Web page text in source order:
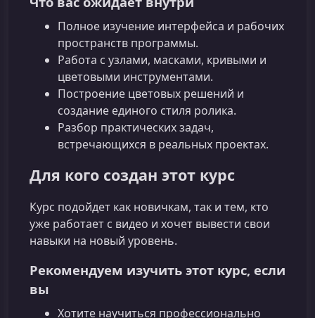
Полное изучение интерфейса и рабочих
пространств программы.
Работа с узлами, масками, кривыми и
цветовыми инструментами.
Построение цветовых решений и
создание единого стиля ролика.
Разбор практических задач,
встречающихся в реальных проектах.
Для кого создан этот курс
Курс подойдет как новичкам, так и тем, кто
уже работает с видео и хочет вывести свои
навыки на новый уровень.
Рекомендуем изучить этот курс, если
вы
Хотите научиться профессионально